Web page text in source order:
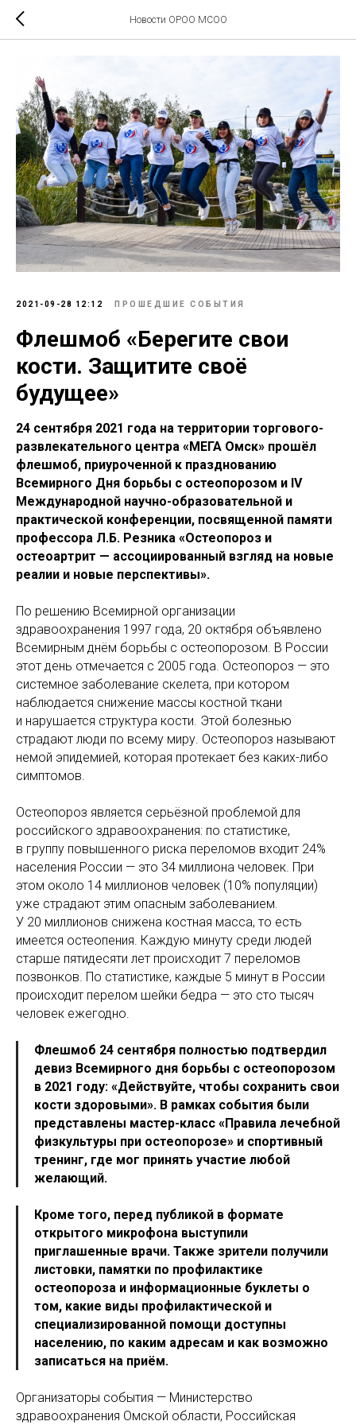
Новости ОРОО МСОО
2021-09-28 12:12 ПРОШЕДШИЕ СОБЫТИЯ
Флешмоб «Берегите свои
кости. Защитите своё
будущее»
24 сентября 2021 года на территории торгового-
развлекательного центра «МЕГА Омск» прошёл
флешмоб, приуроченной к празднованию
Всемирного Дня борьбы с остеопорозом и IV
Международной научно-образовательной и
практической конференции, посвященной памяти
профессора Л.Б. Резника «Остеопороз и
остеоартрит — ассоциированный взгляд на новые
реалии и новые перспективы».
По решению Всемирной организации
здравоохранения 1997 года, 20 октября объявлено
Всемирным днём борьбы с остеопорозом. В России
этот день отмечается с 2005 года. Остеопороз — это
системное заболевание скелета, при котором
наблюдается снижение массы костной ткани
и нарушается структура кости. Этой болезнью
страдают люди по всему миру. Остеопороз называют
немой эпидемией, которая протекает без каких-либо
симптомов.
Остеопороз является серьёзной проблемой для
российского здравоохранения: по статистике,
в группу повышенного риска переломов входит 24%
населения России — это 34 миллиона человек. При
этом около 14 миллионов человек (10% популяции)
уже страдают этим опасным заболеванием.
У 20 миллионов снижена костная масса, то есть
имеется остеопения. Каждую минуту среди людей
старше пятидесяти лет происходит 7 переломов
позвонков. По статистике, каждые 5 минут в России
происходит перелом шейки бедра — это сто тысяч
человек ежегодно.
Флешмоб 24 сентября полностью подтвердил
девиз Всемирного дня борьбы с остеопорозом
в 2021 году: «Действуйте, чтобы сохранить свои
кости здоровыми». В рамках события были
представлены мастер-класс «Правила лечебной
физкультуры при остеопорозе» и спортивный
тренинг, где мог принять участие любой
желающий.
Кроме того, перед публикой в формате
открытого микрофона выступили
приглашенные врачи. Также зрители получили
листовки, памятки по профилактике
остеопороза и информационные буклеты о
том, какие виды профилактической и
специализированной помощи доступны
населению, по каким адресам и как возможно
записаться на приём.
Организаторы события — Министерство
здравоохранения Омской области, Российская